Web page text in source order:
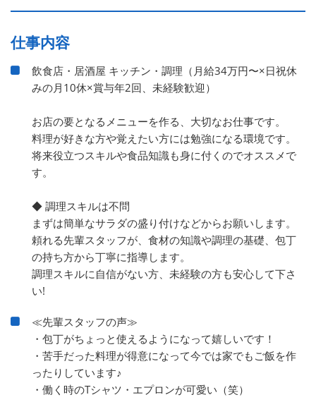
仕事内容
飲食店・居酒屋 キッチン・調理（月給34万円〜×日祝休
みの月10休×賞与年2回、未経験歓迎）
お店の要となるメニューを作る、大切なお仕事です。
料理が好きな方や覚えたい方には勉強になる環境です。
将来役立つスキルや食品知識も身に付くのでオススメで
す。
◆ 調理スキルは不問
まずは簡単なサラダの盛り付けなどからお願いします。
頼れる先輩スタッフが、食材の知識や調理の基礎、包丁
の持ち方から丁寧に指導します。
調理スキルに自信がない方、未経験の方も安心して下さ
い!
≪先輩スタッフの声≫
・包丁がちょっと使えるようになって嬉しいです！
・苦手だった料理が得意になって今では家でもご飯を作
ったりしています♪
・働く時のTシャツ・エプロンが可愛い（笑）